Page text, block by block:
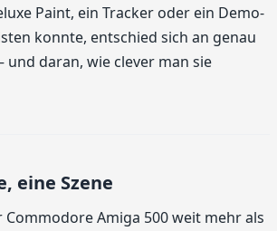
Paint, ein Tracker oder ein Demo-
konnte, entschied sich an genau
daran, wie clever man sie
eine Szene
Amiga 500 weit mehr als